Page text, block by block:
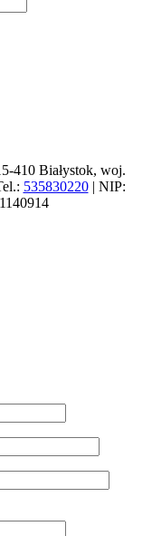
410 Białystok, woj.
535830220| NIP: